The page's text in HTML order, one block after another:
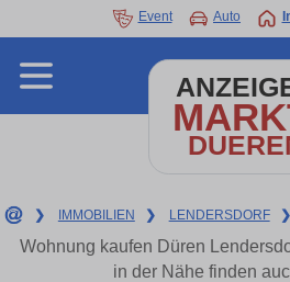
Event Auto
❯ IMMOBILIEN ❯ LENDERSDORF ❯
Wohnung kaufen Düren
in der Nähe finden